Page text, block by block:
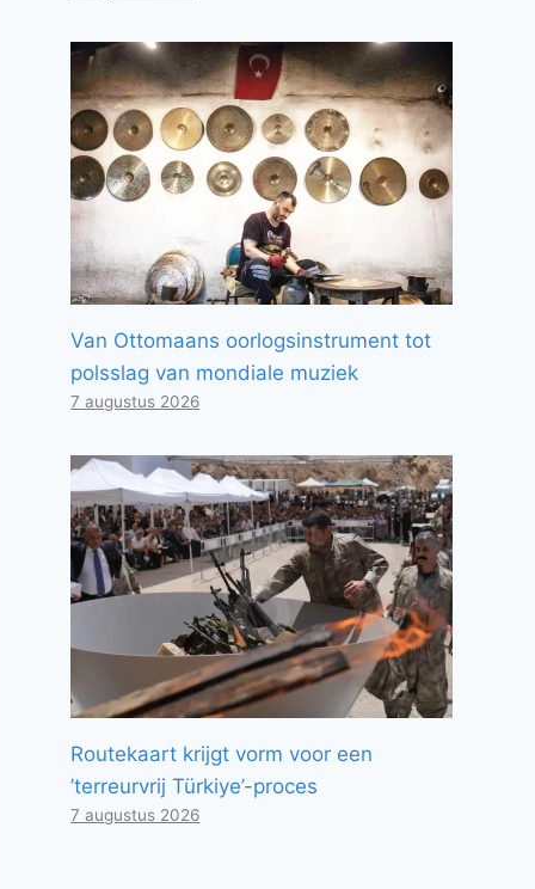
Van Ottomaans oorlogsinstrument tot
polsslag van mondiale muziek
7 augustus 2026
Routekaart krijgt vorm voor een
’terreurvrij Türkiye’-proces
7 augustus 2026